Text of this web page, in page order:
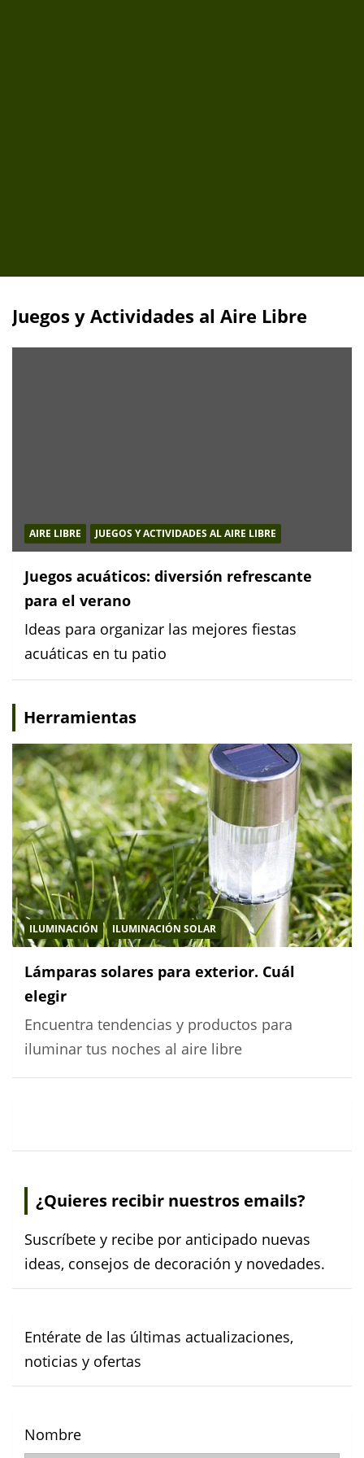
Juegos y Actividades al Aire Libre
AIRE LIBRE JUEGOS Y ACTIVIDADES AL AIRE LIBRE
Juegos acuáticos: diversión refrescante
para el verano
Ideas para organizar las mejores fiestas
acuáticas en tu patio
Herramientas
ILUMINACIÓN ILUMINACIÓN SOLAR
Lámparas solares para exterior. Cuál
elegir
Encuentra tendencias y productos para
iluminar tus noches al aire libre
¿Quieres recibir nuestros emails?
Suscríbete y recibe por anticipado nuevas
ideas, consejos de decoración y novedades.
Entérate de las últimas actualizaciones,
noticias y ofertas
Nombre